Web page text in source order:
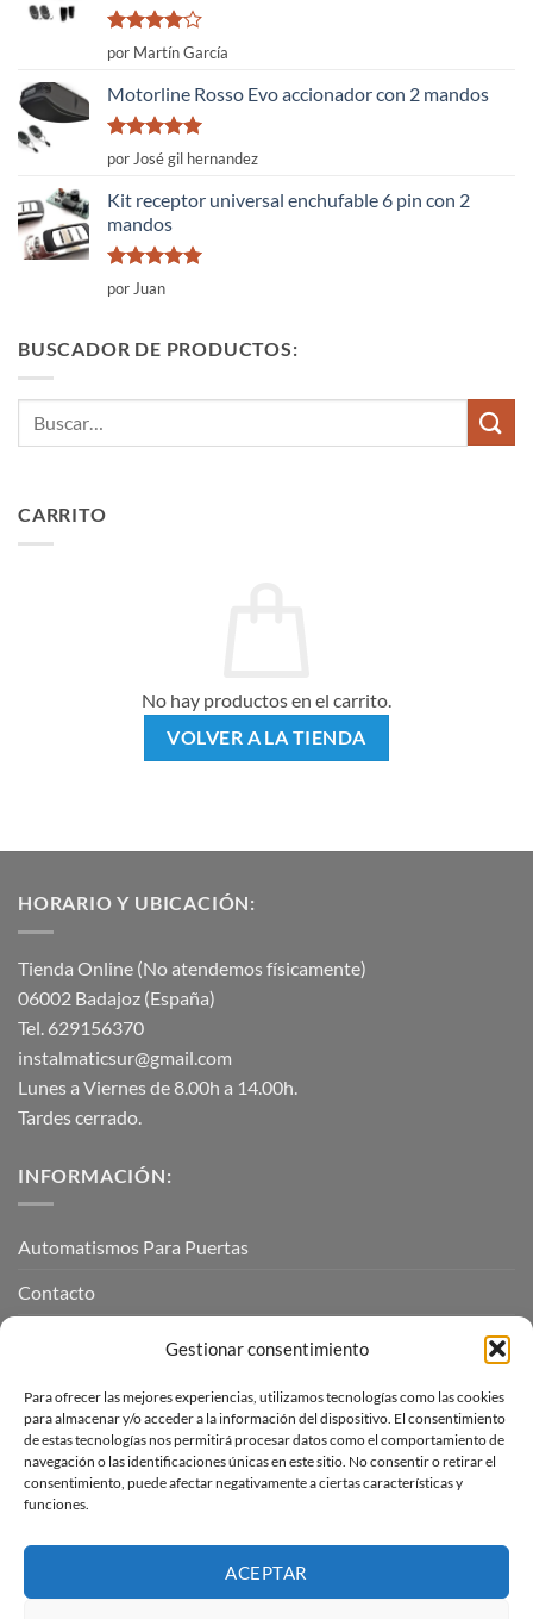
Gestionar consentimiento
Para ofrecer las mejores experiencias, utilizamos tecnologías como las cookies
para almacenar y/o acceder a la información del dispositivo. El consentimiento
de estas tecnologías nos permitirá procesar datos como el comportamiento de
navegación o las identificaciones únicas en este sitio. No consentir o retirar el
consentimiento, puede afectar negativamente a ciertas características y
funciones.
ACEPTAR
Valorado
con
5
por Martín García
Motorline Rosso Evo accionador con 2 mandos
Valorado
con
de 5
por José gil hernandez
Kit receptor universal enchufable 6 pin con 2
mandos
Valorado
con
por Juan
BUSCADOR DE PRODUCTOS:
CARRITO
No hay productos en el carrito.
VOLVER A LA TIENDA
HORARIO Y UBICACIÓN:
Tienda Online (No atendemos físicamente)
06002 Badajoz (España)
Tel. 629156370
instalmaticsur@gmail.com
Lunes a Viernes de 8.00h a 14.00h.
Tardes cerrado.
INFORMACIÓN:
Automatismos Para Puertas
Contacto
INFORMACIÓN LEGAL
Aviso Legal